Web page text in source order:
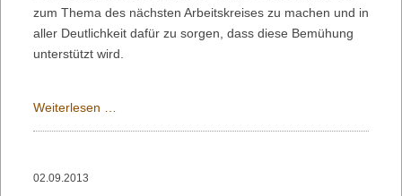
zum Thema des nächsten Arbeitskreises zu machen und in
aller Deutlichkeit dafür zu sorgen, dass diese Bemühung
unterstützt wird.
Weiterlesen …
02.09.2013